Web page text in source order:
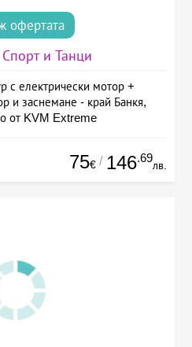
офертата
Спорт и Танци
с електрически мотор +
и заснемане - край Банкя,
от KVM Extreme
75€ / 146.69
лв.